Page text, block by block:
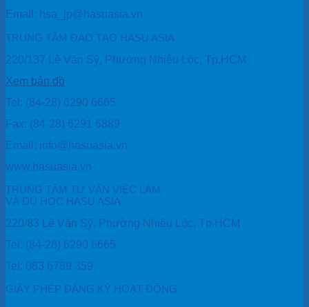
Email: hsa_jp@hasuasia.vn
TRUNG TÂM ĐÀO TẠO HASU ASIA
220/137 Lê Văn Sỹ, Phường Nhiêu Lộc, Tp.HCM
Xem bản đồ
Tel: (84-28) 6290 6665
Fax: (84-28) 6291 6889
Email: info@hasuasia.vn
www.hasuasia.vn
TRUNG TÂM TƯ VẤN VIỆC LÀM
VÀ DU HỌC HASU ASIA
220/83 Lê Văn Sỹ, Phường Nhiêu Lộc, Tp.HCM
Tel: (84-28) 6290 6665
Tel: 083 6789 359
GIẤY PHÉP ĐĂNG KÝ HOẠT ĐỘNG